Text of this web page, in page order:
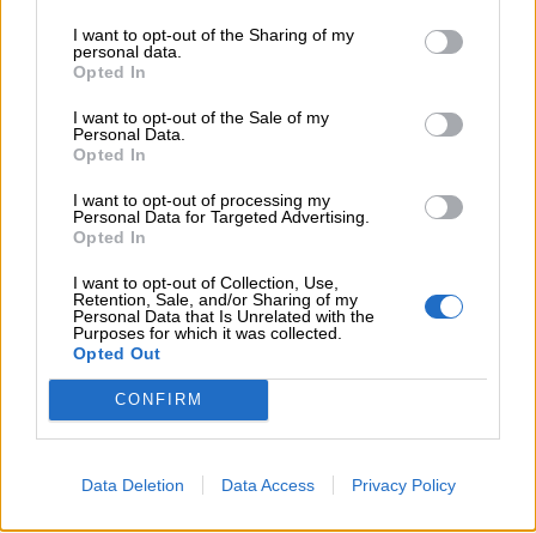
I want to opt-out of the Sharing of my
personal data.
Opted In
I want to opt-out of the Sale of my
Personal Data.
Opted In
I want to opt-out of processing my
Personal Data for Targeted Advertising.
Opted In
I want to opt-out of Collection, Use,
Retention, Sale, and/or Sharing of my
Personal Data that Is Unrelated with the
Purposes for which it was collected.
Opted Out
CONFIRM
Data Deletion Data Access Privacy Policy
ΠΕΡΙΣΣΟΤΕΡΑ
Ψηφοφορία